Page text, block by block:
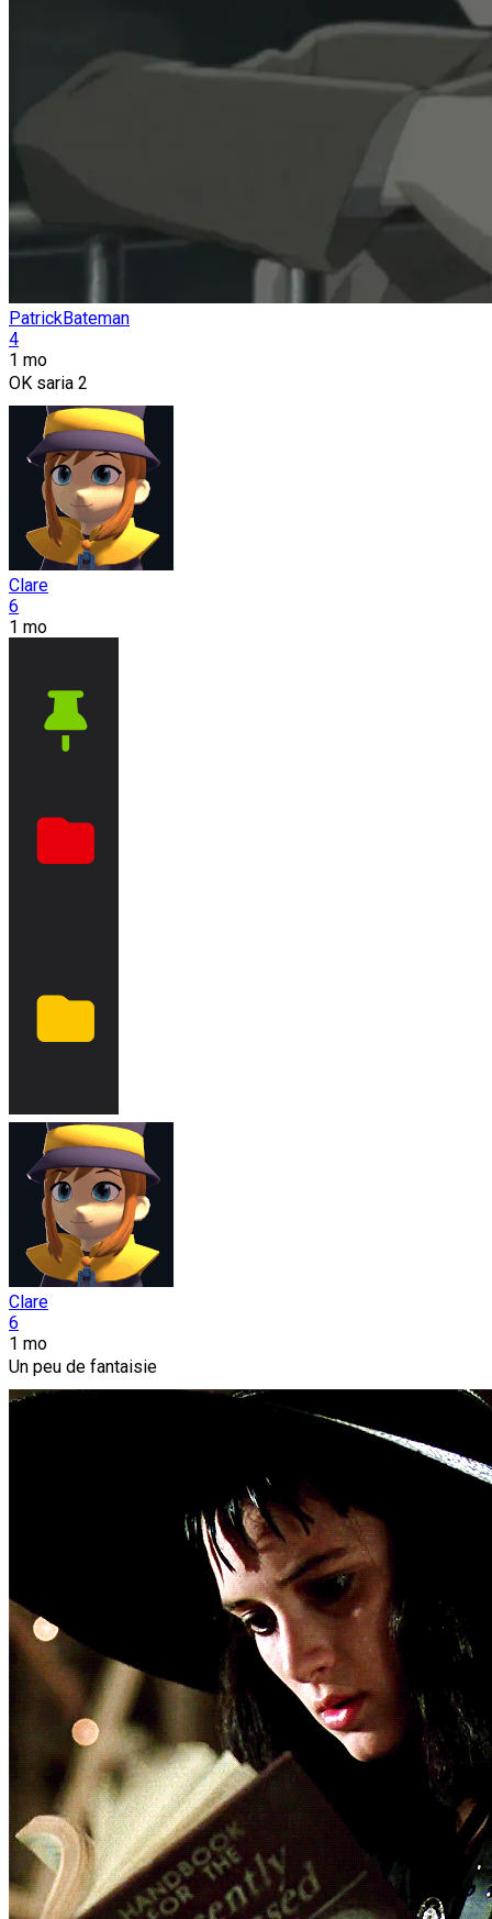
PatrickBateman
4
1 mo
OK saria 2
Clare
6
1 mo
Clare
6
1 mo
Un peu de fantaisie